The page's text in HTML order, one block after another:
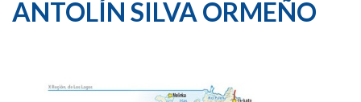
ANTOLÍN SILVA ORMEÑO